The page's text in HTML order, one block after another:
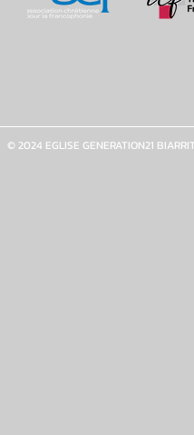
© 2024 EGLISE GENERATION21